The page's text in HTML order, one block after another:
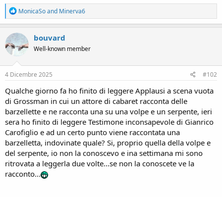
e
R
e
a
c
t
i
o
n
s
MonicaSoand Minerva6
bouvard
Well-known member
4 Dicembre 2025 #102
Qualche giorno fa ho finito di leggere Applausi a scena vuota
di Grossman in cui un attore di cabaret racconta delle
barzellette e ne racconta una su una volpe e un serpente, ieri
sera ho finito di leggere Testimone inconsapevole di Gianrico
Carofiglio e ad un certo punto viene raccontata una
barzelletta, indovinate quale? Si, proprio quella della volpe e
del serpente, io non la conoscevo e ina settimana mi sono
ritrovata a leggerla due volte...se non la conoscete ve la
racconto...